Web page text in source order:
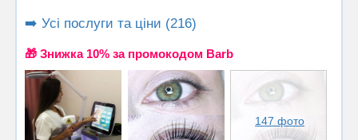
➡️ Усі послуги та ціни (216)
🎁 Знижка 10% за промокодом Barb
147 фото